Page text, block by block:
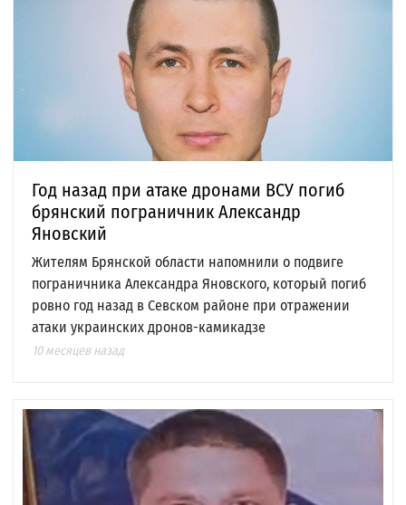
Год назад при атаке дронами ВСУ погиб
брянский пограничник Александр
Яновский
Жителям Брянской области напомнили о подвиге
пограничника Александра Яновского, который погиб
ровно год назад в Севском районе при отражении
атаки украинских дронов-камикадзе
10 месяцев назад